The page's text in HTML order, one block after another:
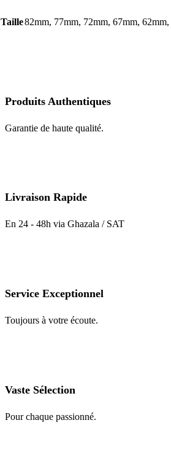
35,00 DH
variations.
la
produit
Taille82mm, 77mm, 72mm, 67mm, 62mm,
Produits Authentiques
Garantie de haute qualité.
Livraison Rapide
En 24 - 48h via Ghazala / SAT
Service Exceptionnel
Toujours à votre écoute.
Vaste Sélection
Pour chaque passionné.